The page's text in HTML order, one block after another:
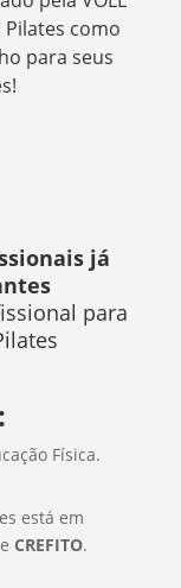
como
para seus
já
para
Física.
está em
e CREFITO.